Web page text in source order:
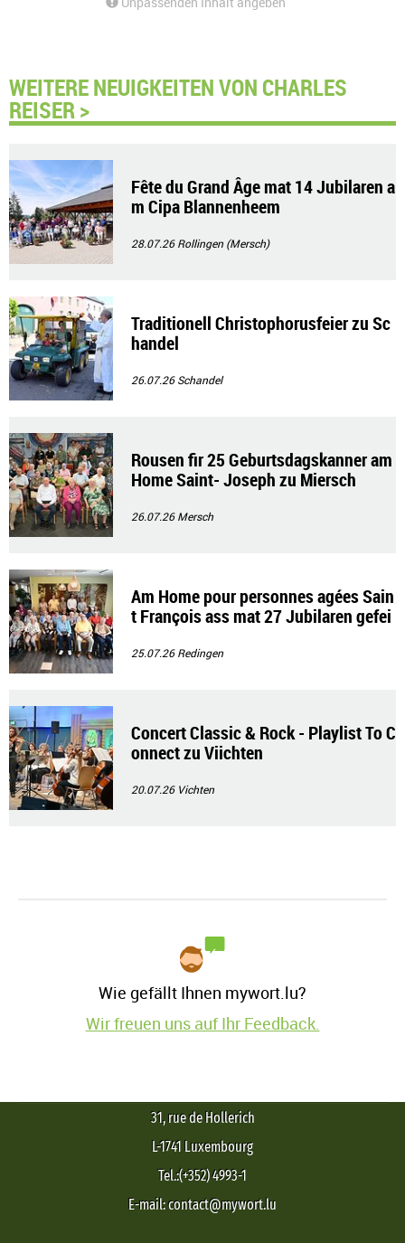
WEITERE NEUIGKEITEN VON CHARLES
REISER >
Fête du Grand Âge mat 14 Jubilaren a
m Cipa Blannenheem
28.07.26Rollingen (Mersch)
Traditionell Christophorusfeier zu Sc
handel
26.07.26Schandel
Rousen fir 25 Geburtsdagskanner am
Home Saint- Joseph zu Miersch
26.07.26Mersch
Am Home pour personnes agées Sain
t François ass mat 27 Jubilaren gefei
25.07.26Redingen
Concert Classic & Rock - Playlist To C
onnect zu Viichten
20.07.26 Vichten
Wie gefällt Ihnen mywort.lu?
Wir freuen uns auf Ihr Feedback.
31, rue de Hollerich
L-1741 Luxembourg
Tel.:(+352) 4993-1
E-mail: contact@mywort.lu